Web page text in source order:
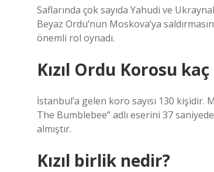
Saflarında çok sayıda Yahudi ve
Beyaz Ordu’nun Moskova’ya
önemli rol oynadı.
Kızıl Ordu Korosu
İstanbul’a gelen koro sayısı 130 kişidir.
The Bumblebee” adlı eserini 37 saniyede
almıştır.
Kızıl birlik nedir?